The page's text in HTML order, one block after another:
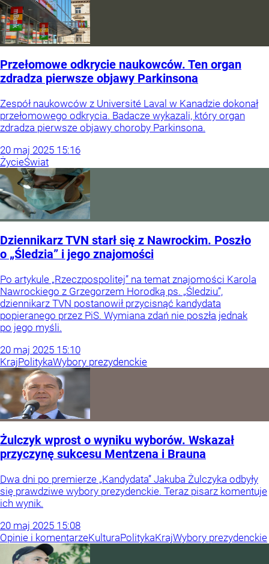
Przełomowe odkrycie naukowców. Ten organ
zdradza pierwsze objawy Parkinsona
Zespół naukowców z Université Laval w Kanadzie dokonał
przełomowego odkrycia. Badacze wykazali, który organ
zdradza pierwsze objawy choroby Parkinsona.
20 maj 2025 15:16
ŻycieŚwiat
Dziennikarz TVN starł się z Nawrockim. Poszło
o „Śledzia” i jego znajomości
Po artykule „Rzeczpospolitej” na temat znajomości Karola
Nawrockiego z Grzegorzem Horodką ps. „Śledziu”,
dziennikarz TVN postanowił przycisnąć kandydata
popieranego przez PiS. Wymiana zdań nie poszła jednak
po jego myśli.
20 maj 2025 15:10
KrajPolitykaWybory prezydenckie
Żulczyk wprost o wyniku wyborów. Wskazał
przyczynę sukcesu Mentzena i Brauna
Dwa dni po premierze „Kandydata” Jakuba Żulczyka odbyły
się prawdziwe wybory prezydenckie. Teraz pisarz komentuje
ich wynik.
20 maj 2025 15:08
Opinie i komentarzeKulturaPolitykaKrajWybory prezydenckie